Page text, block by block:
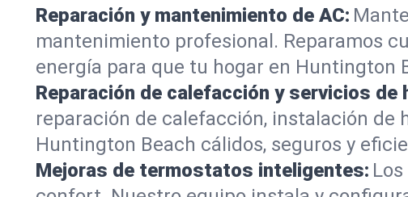
Reparación y mantenimiento de AC:
mantenimiento profesional. Reparamos
energía para que tu hogar en Huntington
Reparación de calefacción y servicios de
reparación de calefacción, instalación de
Huntington Beach cálidos, seguros y
Mejoras de termostatos inteligentes: